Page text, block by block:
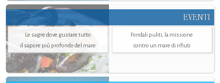
EVENTI
Le sagre dove gustare tutto
il sapore più profondo del mare
Fondali puliti, la missione
contro un mare di rifiuti